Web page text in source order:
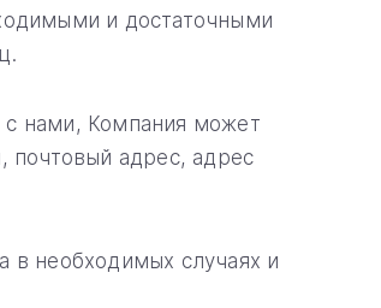
и достаточными
с нами, Компания может
почтовый адрес, адрес
в необходимых случаях и